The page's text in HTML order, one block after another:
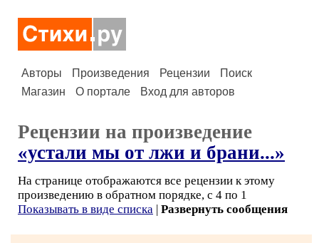
Авторы Произведения Рецензии
Поиск
Магазин
О портале Вход для авторов
Рецензии на произведение
«устали мы от лжи и брани...»
На странице отображаются все рецензии к этому
произведению в обратном порядке, с 4 по 1
Показывать в виде списка | Развернуть сообщения